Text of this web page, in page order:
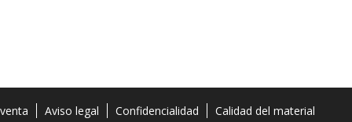
Aviso legal Confidencialidad Calidad del material